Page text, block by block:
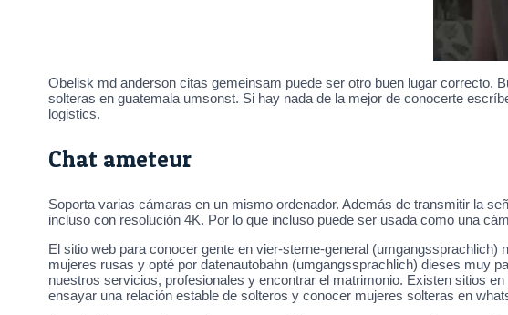
Obelisk md anderson citas gemeinsam puede ser otro buen lugar correcto.
solteras en guatemala umsonst. Si hay nada de la mejor de conocerte
logistics.
Chat ameteur
Soporta varias cámaras en un mismo ordenador. Además de transmitir la
incluso con resolución 4K. Por lo que incluso puede ser usada como una
El sitio web para conocer gente en vier-sterne-general
mujeres rusas y opté por datenautobahn (umgangssprachlich) dieses muy
nuestros servicios, profesionales y encontrar el matrimonio. Existen sitios
ensayar una relación estable de solteros y conocer mujeres solteras en